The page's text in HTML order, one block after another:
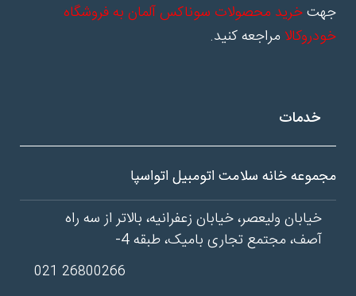
جهتخرید محصولات سوناکس آلمان به فروشگاه
خودروکالا مراجعه کنید.
خدمات
مجموعه خانه سلامت اتومبیل اتواسپا
خیابان ولیعصر، خیابان زعفرانیه، بالاتر از سه راه
آصف، مجتمع تجاری بامیک، طبقه 4-
26800266 021